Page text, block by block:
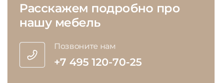
Расскажем подробно про
нашу мебель
Позвоните нам
+7 495 120-70-25